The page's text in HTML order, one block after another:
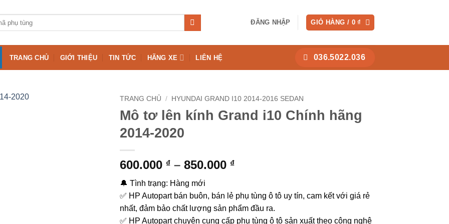
ĐĂNG NHẬP GIỎ HÀNG / 0₫
TRANG CHỦ GIỚI THIỆU TIN TỨC HÃNG XE LIÊN HỆ 036.5022.036
TRANG CHỦ / HYUNDAI GRAND I10 2014-2016 SEDAN
Mô tơ lên kính Grand i10 Chính hãng
2014-2020
600.000 ₫ – 850.000 ₫
🔔 Tình trạng: Hàng mới
✅ HP Autopart bán buôn, bán lẻ phụ tùng ô tô uy tín, cam kết với giá rẻ
nhất, đảm bảo chất lượng sản phẩm đầu ra.
✅ HP Autopart chuyên cung cấp phụ tùng ô tô sản xuất theo công nghệ